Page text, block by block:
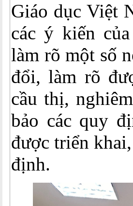
Giáo dục Việt
các ý kiến
làm rõ một số
đổi, làm rõ
cầu thị,
bảo các quy
được triển
định.